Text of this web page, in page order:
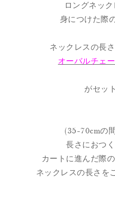
ロングネッ
身につけた際
ネックレスの長
オーバルチェ
がセッ
(35-70cmの
長さにおつ
カートに進んだ際
ネックレスの長さを